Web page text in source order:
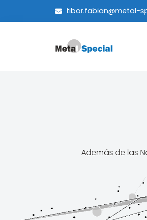
tibor.fabian@metal-
Además de las